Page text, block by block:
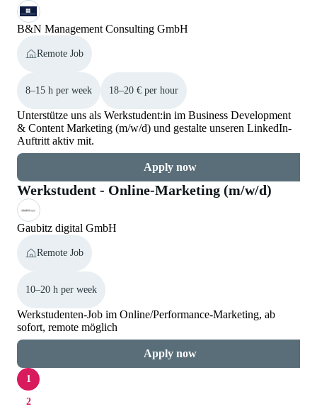
B&N Management Consulting GmbH
Remote Job
8–15 h per week 18–20 € per hour
Unterstütze uns als Werkstudent:in im Business Development
& Content Marketing (m/w/d) und gestalte unseren LinkedIn-
Auftritt aktiv mit.
Apply now
Werkstudent - Online-Marketing (m/w/d)
Gaubitz digital GmbH
Remote Job
10–20 h per week
Werkstudenten-Job im Online/Performance-Marketing, ab
sofort, remote möglich
Apply now
1
2